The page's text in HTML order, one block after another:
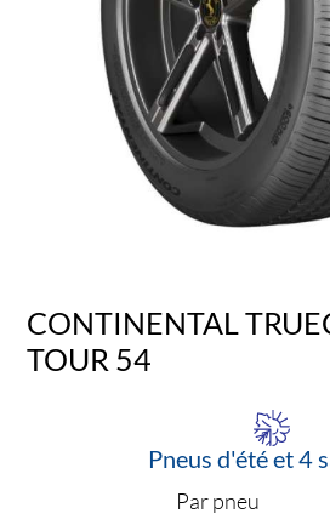
CONTINENTAL
TOUR 54
Pneus d'été et 4
Par pneu